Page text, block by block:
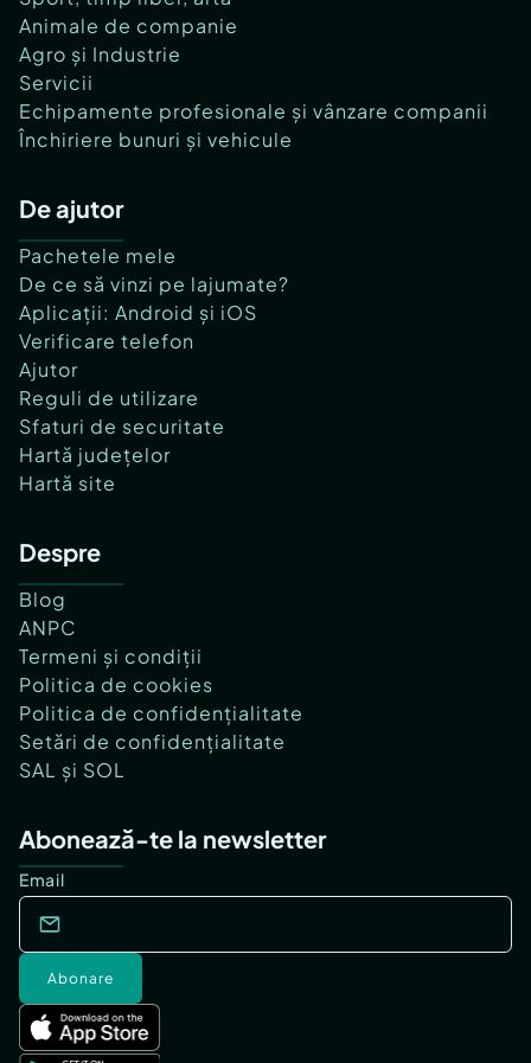
Animale de companie
Agro și Industrie
Servicii
Echipamente profesionale și vânzare companii
Închiriere bunuri și vehicule
De ajutor
Pachetele mele
De ce să vinzi pe lajumate?
Aplicații: Android și iOS
Verificare telefon
Ajutor
Reguli de utilizare
Sfaturi de securitate
Hartă județelor
Hartă site
Despre
Blog
ANPC
Termeni și condiții
Politica de cookies
Politica de confidențialitate
Setări de confidențialitate
SAL și SOL
Abonează-te la newsletter
Email
Abonare